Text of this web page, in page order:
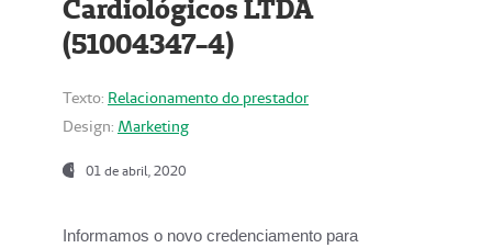
Cardiológicos LTDA
(51004347-4)
Texto: Relacionamento do prestador
Design: Marketing
01 de abril, 2020
Informamos o novo credenciamento para